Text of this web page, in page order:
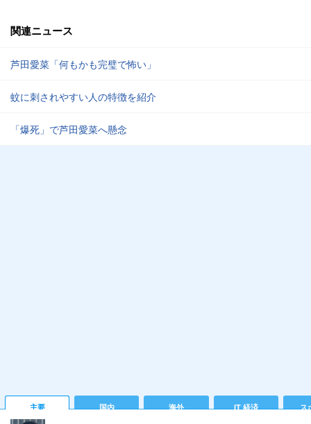
関連ニュース
芦田愛菜「何もかも完璧で怖い」
蚊に刺されやすい人の特徴を紹介
「爆死」で芦田愛菜へ懸念
主要 国内 海外 IT 経済 ス